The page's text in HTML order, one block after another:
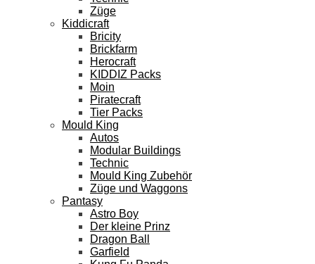
Züge
Kiddicraft
Bricity
Brickfarm
Herocraft
KIDDIZ Packs
Moin
Piratecraft
Tier Packs
Mould King
Autos
Modular Buildings
Technic
Mould King Zubehör
Züge und Waggons
Pantasy
Astro Boy
Der kleine Prinz
Dragon Ball
Garfield